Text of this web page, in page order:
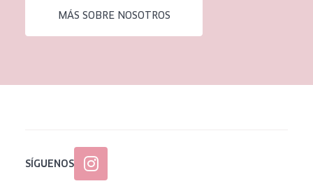
Piel menopáusica
Todas las edades
MÁS SOBRE NOSOTROS
SÍGUENOS